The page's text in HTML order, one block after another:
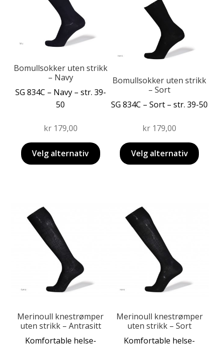
Bomullsokker uten strikk
– Navy
SG 834C – Navy – str. 39-
50
kr179,00
Velg alternativ
varianter.
Alternativene
kan
velges
produktsiden
Bomullsokker uten strikk
– Sort
SG 834C – Sort – str. 39-50
kr 179,00
Velg alternativ
flere
varianter.
Alternativene
kan
velges
produktsiden
Merinoull knestrømper
uten strikk – Antrasitt
Komfortable helse-
har
flere
varianter.
Alternativene
kan
velges
produktsiden
Merinoull knestrømper
uten strikk – Sort
Komfortable helse-
har
flere
varianter.
Alternativene
kan
velges
produktsiden